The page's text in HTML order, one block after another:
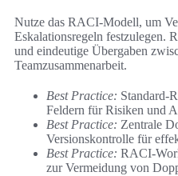
Nutze das RACI-Modell, um
Eskalationsregeln festzulegen.
und eindeutige Übergaben
Teamzusammenarbeit.
Best Practice: Standard-
Feldern für Risiken und
Best Practice: Zentrale
Versionskontrolle für
Best Practice: RACI-
zur Vermeidung von